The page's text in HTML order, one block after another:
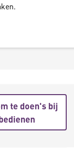
te doen's bij